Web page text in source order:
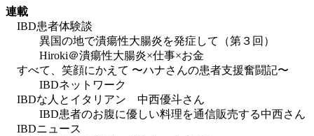
連載
IBD患者体験談
異国の地で潰瘍性大腸炎を発症して（第３回）
Hiroki＠潰瘍性大腸炎×仕事×お金
すべて、笑顔にかえて 〜ハナさんの患者支援奮闘記〜
IBDネットワーク
IBDな人とイタリアン 中西優斗さん
IBD患者のお腹に優しい料理を通信販売する中西さん
IBDニュース